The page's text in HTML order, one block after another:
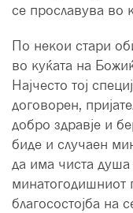
се прославува во
По некои стари
во куќата на
Најчесто тој
договорен,
добро здравје и
биде и случаен
да има чиста
минатогодишниот
благосостојба на